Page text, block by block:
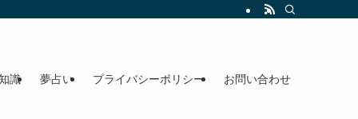
識 夢占い プライバシーポリシー お問い合わせ